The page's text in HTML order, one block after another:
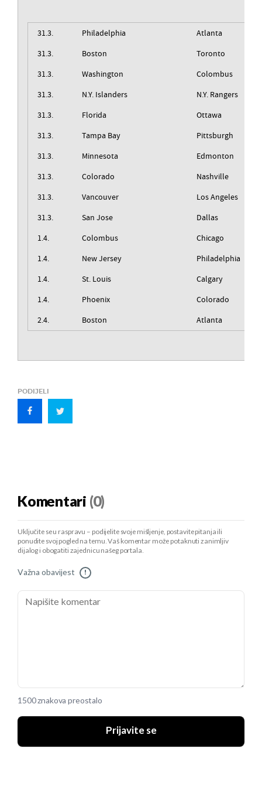
31.3. Philadelphia
Atlanta
31.3.
Boston
Toronto
31.3.
Washington
Colombus
31.3.
N.Y. Islanders
N.Y. Rangers
31.3.
Florida
Ottawa
31.3.
Tampa Bay
Pittsburgh
31.3.
Minnesota
Edmonton
31.3.
Colorado
Nashville
31.3.
Vancouver
Los Angeles
31.3.
San Jose
Dallas
1.4.
Colombus
Chicago
1.4.
New Jersey
Philadelphia
1.4.
St. Louis
Calgary
1.4.
Phoenix
Colorado
2.4.
Boston Atlanta
PODIJELI
Komentari (0)
Uključite se u raspravu – podijelite svoje mišljenje, postavite pitanja ili
ponudite svoj pogled na temu. Vaš komentar može potaknuti zanimljiv
dijalog i obogatiti zajednicu našeg portala.
Važna obavijest !
1500 znakova preostalo
Prijavite se